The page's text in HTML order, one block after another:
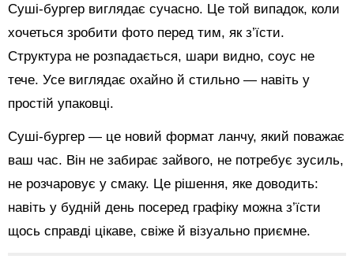
Суші-бургер виглядає сучасно. Це той випадок, коли
хочеться зробити фото перед тим, як з’їсти.
Структура не розпадається, шари видно, соус не
тече. Усе виглядає охайно й стильно — навіть у
простій упаковці.
Суші-бургер — це новий формат ланчу, який поважає
ваш час. Він не забирає зайвого, не потребує зусиль,
не розчаровує у смаку. Це рішення, яке доводить:
навіть у будній день посеред графіку можна з’їсти
щось справді цікаве, свіже й візуально приємне.